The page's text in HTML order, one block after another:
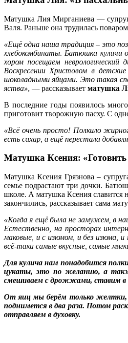
Матушка Лия Мирганиева — супруга
Валя. Раньше она трудилась
«Ещё одна наша традиция – это
хлебокомбинаты. Батюшка
хором посещаем
Воскресении Христовом в
шоколадными яйцами. Это такая
яства», — рассказывает матушка
В последние годы появилось
приготовит творожную пасху. С
«Всё очень просто! Полкило
есть сахар, а ещё перестала
Матушка Ксения:
Матушка Ксения Грязнова –
семье подрастают три дочки.
школе. А матушка Ксения славится
закончились, рассказывает сама
«Когда я ещё была не замужем, в
Естественно, на просторах
маковые, и с изюмом, и без изюма,
всё-таки самые вкусные, самые
Для кулича нам понадобится
цукаты, это по желанию, а
смешиваем с дрожжами, ставим в
От яиц мы берём только желтки,
поднимется в два раза. Потом
отправляем в духовку.